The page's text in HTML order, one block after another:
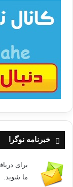
خبرنامه نوگرا
برای
ما شوید.